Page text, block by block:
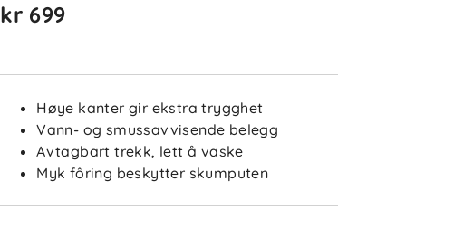
kr 699
Høye kanter gir ekstra trygghet
Vann- og smussavvisende belegg
Avtagbart trekk, lett å vaske
Myk fôring beskytter skumputen